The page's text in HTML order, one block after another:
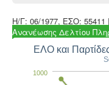
Η/Γ: 06/1977, ΕΣΟ: 55411
Ανανέωσης Δελτίου
ΕΛΟ και
1000